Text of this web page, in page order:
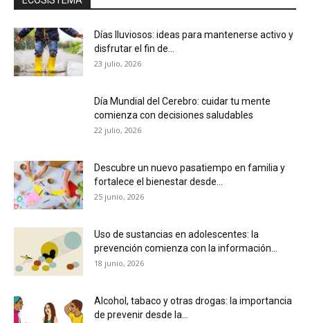
Días lluviosos: ideas para mantenerse activo y
disfrutar el fin de...
23 julio, 2026
Día Mundial del Cerebro: cuidar tu mente
comienza con decisiones saludables
22 julio, 2026
Descubre un nuevo pasatiempo en familia y
fortalece el bienestar desde...
25 junio, 2026
Uso de sustancias en adolescentes: la
prevención comienza con la información...
18 junio, 2026
Alcohol, tabaco y otras drogas: la importancia
de prevenir desde la...